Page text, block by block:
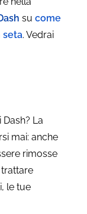
su come
seta. Vedrai
La
mai: anche
rimosse
le tue